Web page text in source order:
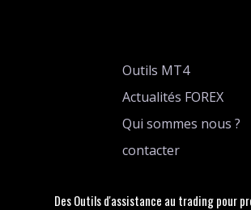
Outils MT4
Actualités FOREX
Qui sommes nous ?
contacter
Des Outils d'assistance au trading pour